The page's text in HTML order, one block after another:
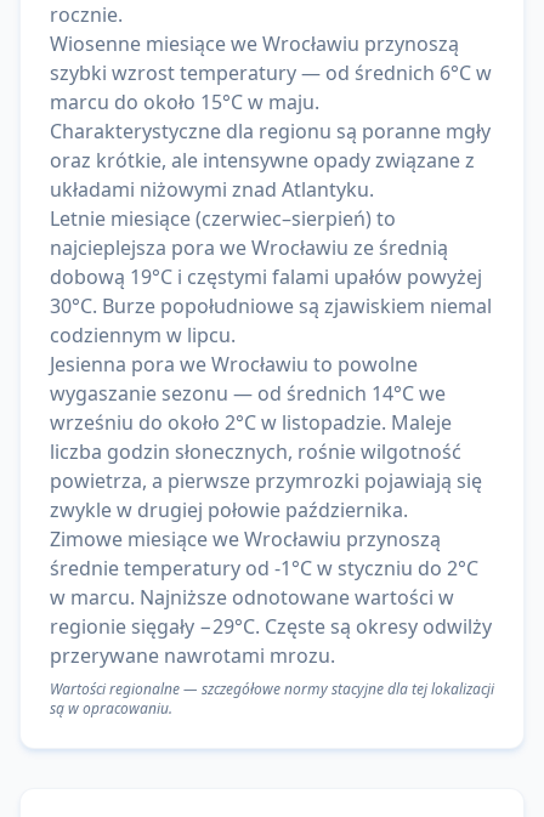
rocznie.
Wiosenne miesiące we Wrocławiu przynoszą
szybki wzrost temperatury — od średnich 6°C w
marcu do około 15°C w maju.
Charakterystyczne dla regionu są poranne mgły
oraz krótkie, ale intensywne opady związane z
układami niżowymi znad Atlantyku.
Letnie miesiące (czerwiec–sierpień) to
najcieplejsza pora we Wrocławiu ze średnią
dobową 19°C i częstymi falami upałów powyżej
30°C. Burze popołudniowe są zjawiskiem niemal
codziennym w lipcu.
Jesienna pora we Wrocławiu to powolne
wygaszanie sezonu — od średnich 14°C we
wrześniu do około 2°C w listopadzie. Maleje
liczba godzin słonecznych, rośnie wilgotność
powietrza, a pierwsze przymrozki pojawiają się
zwykle w drugiej połowie października.
Zimowe miesiące we Wrocławiu przynoszą
średnie temperatury od -1°C w styczniu do 2°C
w marcu. Najniższe odnotowane wartości w
regionie sięgały −29°C. Częste są okresy odwilży
przerywane nawrotami mrozu.
Wartości regionalne — szczegółowe normy stacyjne dla tej lokalizacji
są w opracowaniu.